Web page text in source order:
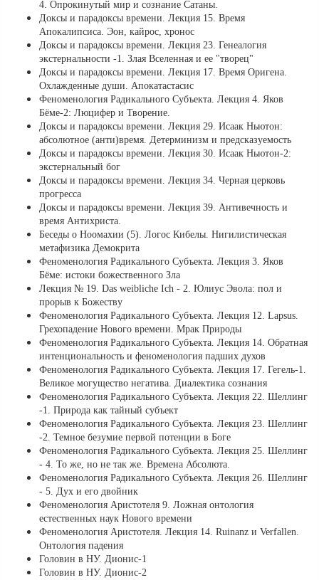
4. Опрокинутый мир и сознание Сатаны.
Доксы и парадоксы времени. Лекция 15. Время
Апокалипсиса. Эон, кайрос, хронос
Доксы и парадоксы времени. Лекция 23. Генеалогия
экстернальности -1. Злая Вселенная и ее "творец"
Доксы и парадоксы времени. Лекция 17. Время Оригена.
Охлажденные души. Апокатастасис
Феноменология Радикального Субъекта. Лекция 4. Яков
Бёме-2: Люцифер и Творение.
Доксы и парадоксы времени. Лекция 29. Исаак Ньютон:
абсолютное (анти)время. Детерминизм и предсказуемость
Доксы и парадоксы времени. Лекция 30. Исаак Ньютон-2:
экстернальный бог
Доксы и парадоксы времени. Лекция 34. Черная церковь
прогресса
Доксы и парадоксы времени. Лекция 39. Антивечность и
время Антихриста.
Беседы о Ноомахии (5). Логос Кибелы. Нигилистическая
метафизика Демокрита
Феноменология Радикального Субъекта. Лекция 3. Яков
Бёме: истоки божественного Зла
Лекция № 19. Das weibliche Ich - 2. Юлиус Эвола: пол и
прорыв к Божеству
Феноменология Радикального Субъекта. Лекция 12. Lapsus.
Грехопадение Нового времени. Мрак Природы
Феноменология Радикального Субъекта. Лекция 14. Обратная
интенциональность и феноменология падших духов
Феноменология Радикального Субъекта. Лекция 17. Гегель-1.
Великое могущество негатива. Диалектика сознания
Феноменология Радикального Субъекта. Лекция 22. Шеллинг
-1. Природа как тайный субъект
Феноменология Радикального Субъекта. Лекция 23. Шеллинг
-2. Темное безумие первой потенции в Боге
Феноменология Радикального Субъекта. Лекция 25. Шеллинг
- 4. То же, но не так же. Времена Абсолюта.
Феноменология Радикального Субъекта. Лекция 26. Шеллинг
- 5. Дух и его двойник
Феноменология Аристотеля 9. Ложная онтология
естественных наук Нового времени
Феноменология Аристотеля. Лекция 14. Ruinanz и Verfallen.
Онтология падения
Головин в НУ. Дионис-1
Головин в НУ. Дионис-2